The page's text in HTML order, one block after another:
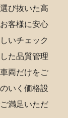
び抜いた高
客様に安心
いチェック
た品質管理
両だけをご
いく価格設
満足いただ